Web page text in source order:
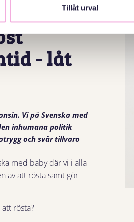
Tillåt urval
- låt
Vi på Svenska med
inhumana politik
och svår tillvaro
med baby där vi i alla
av att rösta samt gör
rösta?